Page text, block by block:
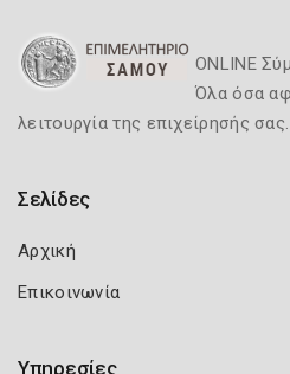
ONLINE
Όλα όσα
λειτουργία της επιχείρησής σας.
Σελίδες
Αρχική
Επικοινωνία
Υπηρεσίες